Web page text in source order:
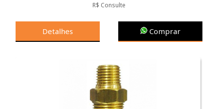
R$ Consulte
Detalhes Comprar